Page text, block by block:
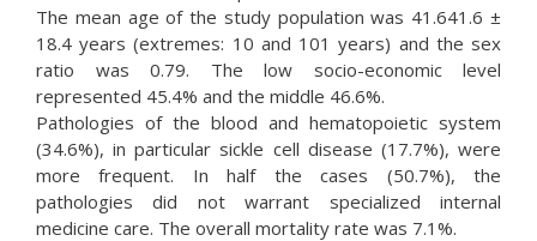
The mean age of the study population was 41.641.6 ±
18.4 years (extremes: 10 and 101 years) and the sex
ratio was 0.79. The low socio-economic level
represented 45.4% and the middle 46.6%.
Pathologies of the blood and hematopoietic system
(34.6%), in particular sickle cell disease (17.7%), were
more frequent. In half the cases (50.7%), the
pathologies did not warrant specialized internal
medicine care. The overall mortality rate was 7.1%.